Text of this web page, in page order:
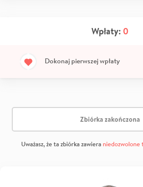
Wpłaty: 0
Dokonaj pierwszej wpłaty
Zbiórka zakończona
Uważasz, że ta zbiórka zawiera niedozwolone